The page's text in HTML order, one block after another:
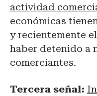
actividad
económicas
y recientemente
haber detenido a
comerciantes.
Tercera señal: